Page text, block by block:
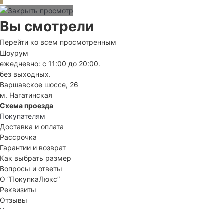
Вы смотрели
Перейти ко всем просмотренным
Шоурум
ежедневно: с 11:00 до 20:00.
без выходных.
Варшавское шоссе, 26
м. Нагатинская
Схема проезда
Покупателям
Доставка и оплата
Рассрочка
Гарантии и возврат
Как выбрать размер
Вопросы и ответы
О “ПокупкаЛюкс”
Реквизиты
Отзывы